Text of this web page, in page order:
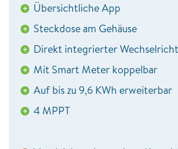
+ Übersichtliche App
+ Steckdose am Gehäuse
+ Direkt integrierter
+ Mit Smart Meter koppelbar
+ Auf bis zu 9,6 KWh erweiterbar
+ 4 MPPT